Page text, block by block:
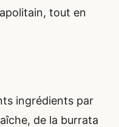
tout en
ingrédients par
de la burrata